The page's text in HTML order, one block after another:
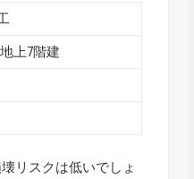
上7階建
リスクは低いでしょ